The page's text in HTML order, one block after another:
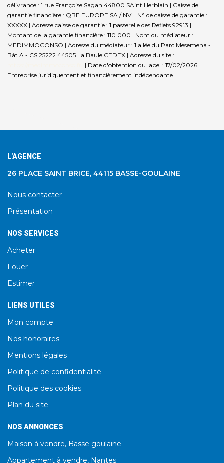
délivrance : 1 rue Françoise Sagan 44800 SAint Herblain | Caisse de
garantie financière : QBE EUROPE SA / NV. | N° de caisse de garantie :
XXXXX | Adresse caisse de garantie : 1 passerelle des Reflets 92913 |
Montant de la garantie financière : 110 000 | Nom du médiateur :
MEDIMMOCONSO | Adresse du médiateur : 1 allée du Parc Mesemena -
Bât A - CS 25222 44505 La Baule CEDEX | Adresse du site :
| Date d'obtention du label : 17/02/2026
Entreprise juridiquement et financièrement indépendante
L'AGENCE
26 PLACE SAINT BRICE, 44115 BASSE-GOULAINE
Nous contacter
Présentation
NOS SERVICES
Acheter
Louer
Estimer
LIENS UTILES
Mon compte
Nos honoraires
Mentions légales
Politique de confidentialité
Politique des cookies
Plan du site
NOS ANNONCES
Maison à vendre, Basse goulaine
Appartement à vendre, Nantes